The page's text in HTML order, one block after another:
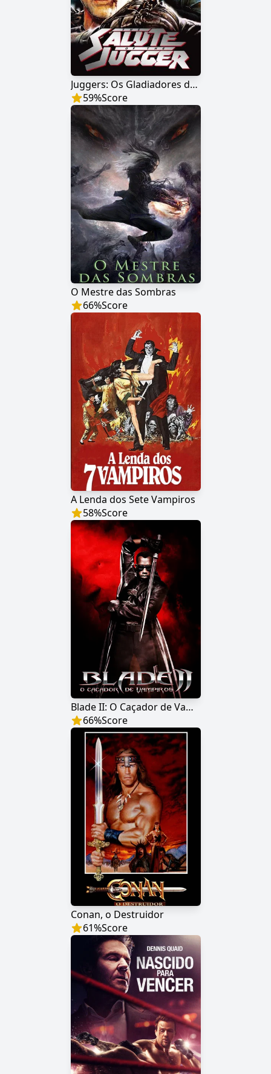
Juggers: Os Gladiadores do Futuro
59%Score
O Mestre das Sombras
66%Score
A Lenda dos Sete Vampiros
58%Score
Blade II: O Caçador de Vampiros
66%Score
Conan, o Destruidor
61%Score